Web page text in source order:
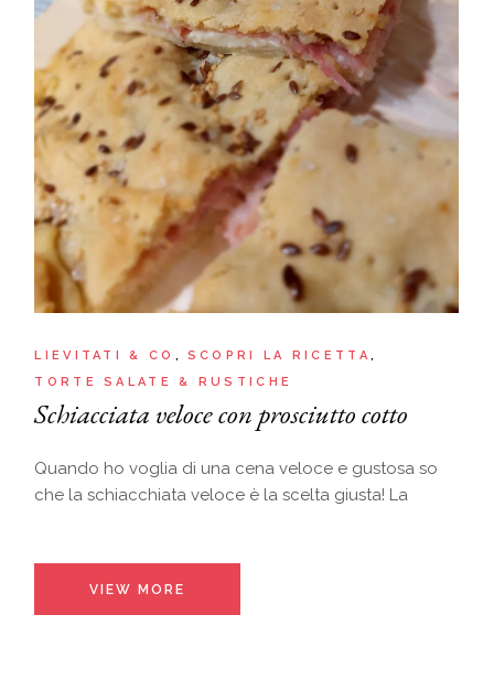
LIEVITATI & CO
SCOPRI LA RICETTA
TORTE SALATE & RUSTICHE
Schiacciata veloce con prosciutto cotto
Quando ho voglia di una cena veloce e gustosa so
che la schiacchiata veloce è la scelta giusta! La
VIEW MORE